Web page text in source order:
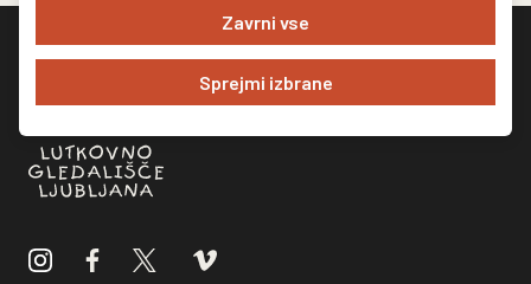
Zavrni vse
Sprejmi izbrane